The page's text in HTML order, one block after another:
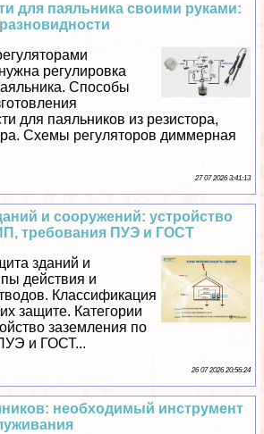
для паяльника своими руками:
регулировка
Способы
для паяльников из резистора,
Схемы регуляторов диммерная
27 07 2026 3:41:13
и сооружений: устройство
требования ПУЭ и ГОСТ
зданий и
действия и
Классификация
защите. Категории
заземления по
и ГОСТ...
26 07 2026 20:56:24
необходимый инструмент